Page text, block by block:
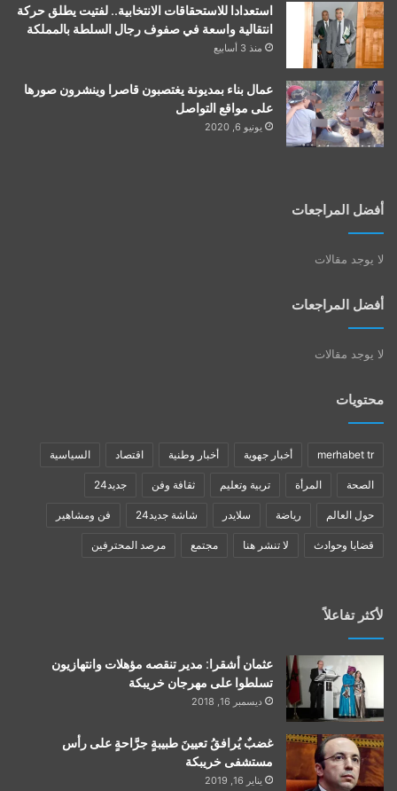
استعدادا للاستحقاقات الانتخابية.. لفتيت يطلق حركة
انتقالية واسعة في صفوف رجال السلطة بالمملكة
منذ 3 أسابيع
عمال بناء بمديونة يغتصبون قاصرا وينشرون صورها
على مواقع التواصل
يونيو 6, 2020
أفضل المراجعات
لا يوجد مقالات
أفضل المراجعات
لا يوجد مقالات
محتويات
merhabet tr أخبار جهوية أخبار وطنية اقتصاد السياسية
الصحة المرأة تربية وتعليم ثقافة وفن جديد24
حول العالم رياضة سلايدر شاشة جديد24 فن ومشاهير
قضايا وحوادث لا تنشر هنا مجتمع مرصد المحترفين
لأكثر تفاعلاً
عثمان أشقرا: مدير تنقصه مؤهلات وانتهازيون
تسلطوا على مهرجان خريبكة
ديسمبر 16, 2018
غضبٌ يُرافقُ تعيينَ طبيبةٍ جرَّاحةٍ على رأس
مستشفى خريبكة
يناير 16, 2019